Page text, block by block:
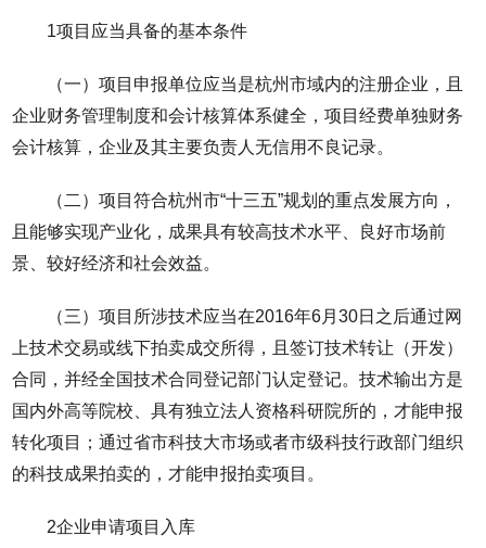
1项目应当具备的基本条件
（一）项目申报单位应当是杭州市域内的注册企业，且
企业财务管理制度和会计核算体系健全，项目经费单独财务
会计核算，企业及其主要负责人无信用不良记录。
（二）项目符合杭州市“十三五”规划的重点发展方向，
且能够实现产业化，成果具有较高技术水平、良好市场前
景、较好经济和社会效益。
（三）项目所涉技术应当在2016年6月30日之后通过网
上技术交易或线下拍卖成交所得，且签订技术转让（开发）
合同，并经全国技术合同登记部门认定登记。技术输出方是
国内外高等院校、具有独立法人资格科研院所的，才能申报
转化项目；通过省市科技大市场或者市级科技行政部门组织
的科技成果拍卖的，才能申报拍卖项目。
2企业申请项目入库